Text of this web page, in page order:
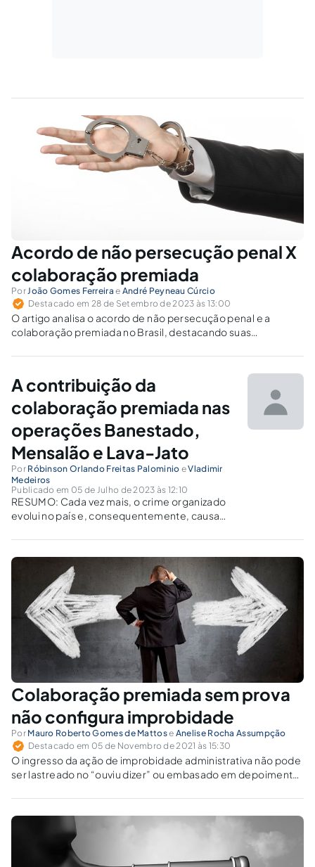
Acordo de não persecução penal X
colaboração premiada
PorJoão Gomes Ferreira e André Peyneau Cúrcio
Destacado em 28 de Setembro de 2023 às 13:00
O artigo analisa o acordo de não persecução penal e a
colaboração premiada no Brasil, destacando suas
A contribuição da
colaboração premiada nas
operações Banestado,
Mensalão e Lava-Jato
Por Róbinson Orlando Freitas Palominio eVladimir
Medeiros
Publicado em 05 de Julho de 2023 às 12:10
RESUMO: Cada vez mais, o crime organizado
evolui no país e, consequentemente, causa
legislação brasileira foi alterada
constantemente. No Processo Penal, alguns
institutos foram criados e outros, ampliados,
como é o caso da colaboração...
Colaboração premiada sem prova
não configura improbidade
Por Mauro Roberto Gomes de Mattose Anelise Rocha Assumpção
Destacado em 05 de Novembro de 2021 às 15:30
O ingresso da ação de improbidade administrativa não pode
ser lastreado no “ouviu dizer” ou embasado em depoimento